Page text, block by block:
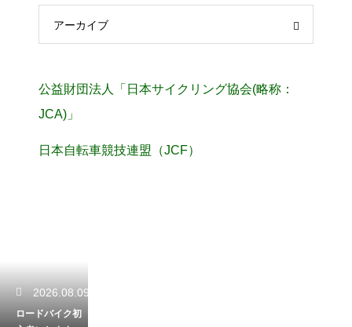
アーカイブ
公益財団法人「日本サイクリング協会(略称：
JCA)」
日本自転車競技連盟（JCF）
2026.08.09
ロードバイク初